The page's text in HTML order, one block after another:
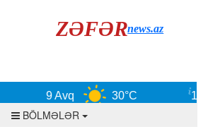
ZƏFƏRnews.az
9 Avq 30°C 10 Avq
BÖLMƏLƏR